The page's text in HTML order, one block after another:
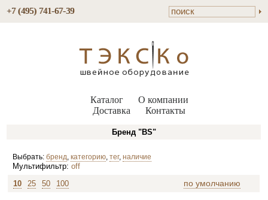
+7 (495) 741-67-39
Каталог
О компании
Доставка
Контакты
Бренд "BS"
Выбрать:бренд,категорию,тег,наличие
Мультифильтр:off
10
25 50 100 по умолчанию